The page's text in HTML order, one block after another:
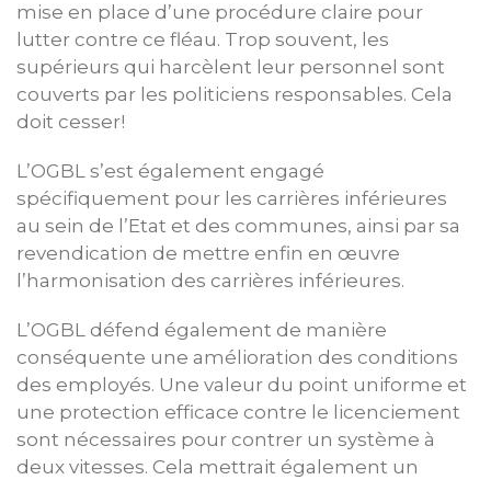
mise en place d’une procédure claire pour
lutter contre ce fléau. Trop souvent, les
supérieurs qui harcèlent leur personnel sont
couverts par les politiciens responsables. Cela
doit cesser!
L’OGBL s’est également engagé
spécifiquement pour les carrières inférieures
au sein de l’Etat et des communes, ainsi par sa
revendication de mettre enfin en œuvre
l’harmonisation des carrières inférieures.
L’OGBL défend également de manière
conséquente une amélioration des conditions
des employés. Une valeur du point uniforme et
une protection efficace contre le licenciement
sont nécessaires pour contrer un système à
deux vitesses. Cela mettrait également un